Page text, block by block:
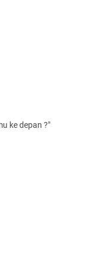
ke depan ?"